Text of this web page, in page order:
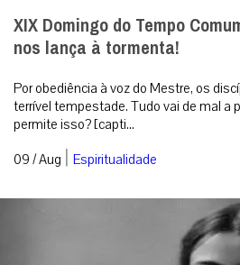
XIX Domingo do Tempo
nos lança à tormenta!
Por obediência à voz do Mestre, os
terrível tempestade. Tudo vai de mal a
permite isso? [capti...
09 / Aug | Espiritualidade